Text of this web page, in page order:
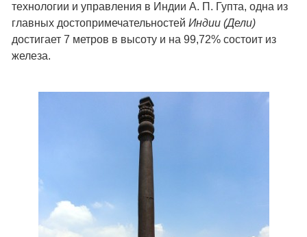
технологии и управления в Индии А. П. Гупта, одна из
главных достопримечательностей Индии (Дели)
достигает 7 метров в высоту и на 99,72% состоит из
железа.